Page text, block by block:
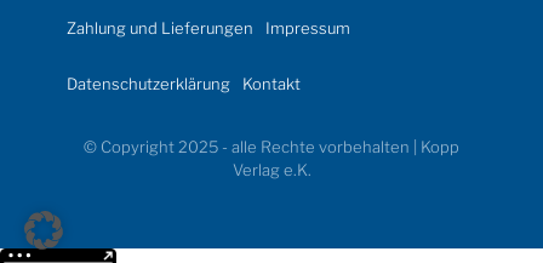
Zahlung und Lieferungen Impressum
Datenschutzerklärung Kontakt
© Copyright 2025 - alle Rechte vorbehalten | Kopp
Verlag e.K.
Weitere Informationen über den gesperrten Inhalt.